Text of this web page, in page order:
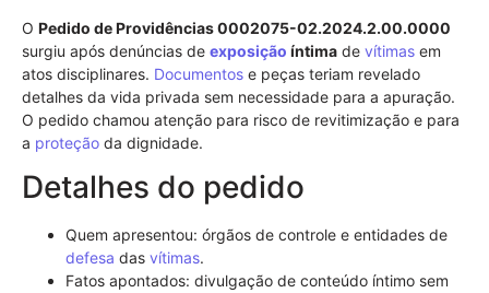
O Pedido de Providências 0002075-02.2024.2.00.0000
surgiu após denúncias de exposição íntima de vítimas em
atos disciplinares. Documentos e peças teriam revelado
detalhes da vida privada sem necessidade para a apuração.
O pedido chamou atenção para risco de revitimização e para
a proteção da dignidade.
Detalhes do pedido
Quem apresentou: órgãos de controle e entidades de
defesa das vítimas.
Fatos apontados: divulgação de conteúdo íntimo sem